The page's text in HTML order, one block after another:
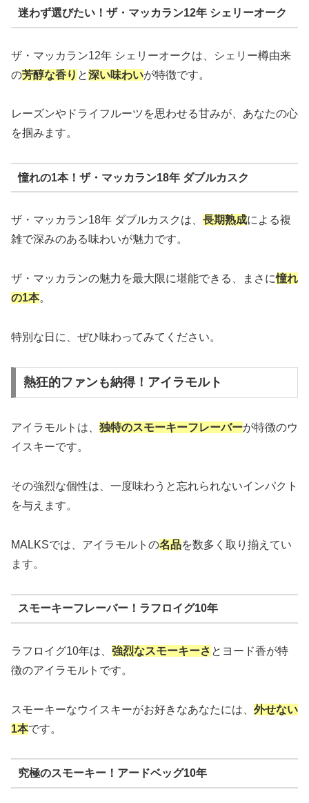
迷わず選びたい！ザ・マッカラン12年 シェリーオーク
ザ・マッカラン12年 シェリーオークは、シェリー樽由来
の芳醇な香り と深い味わいが特徴です。
レーズンやドライフルーツを思わせる甘みが、あなたの心
を掴みます。
憧れの1本！ザ・マッカラン18年 ダブルカスク
ザ・マッカラン18年 ダブルカスクは、 長期熟成による複
雑で深みのある味わいが魅力です。
ザ・マッカランの魅力を最大限に堪能できる、まさに憧れ
の1本。
特別な日に、ぜひ味わってみてください。
熱狂的ファンも納得！アイラモルト
アイラモルトは、 独特のスモーキーフレーバーが特徴のウ
イスキーです。
その強烈な個性は、一度味わうと忘れられないインパクト
を与えます。
MALKSでは、アイラモルトの名品を数多く取り揃えてい
ます。
スモーキーフレーバー！ラフロイグ10年
ラフロイグ10年は、 強烈なスモーキーさ とヨード香が特
徴のアイラモルトです。
スモーキーなウイスキーがお好きなあなたには、 外せない
1本です。
究極のスモーキー！アードベッグ10年